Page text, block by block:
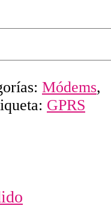
Módems,
GPRS